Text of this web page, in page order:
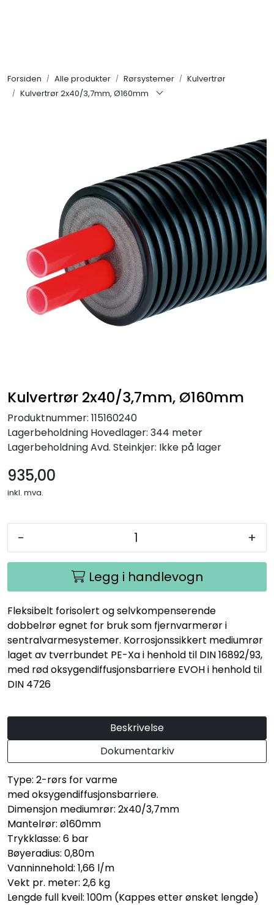
Forsiden Alle produkter Rørsystemer
Kulvertrør
Kulvertrør 2x40/3,7mm, Ø160mm
Kulvertrør 2x40/3,7mm, Ø160mm
Produktnummer: 115160240
Lagerbeholdning Hovedlager: 344 meter
LagerbeholdningAvd. Steinkjer: Ikke på lager
935,00
inkl. mva.
- +
Legg i handlevogn
Fleksibelt forisolert og selvkompenserende
dobbelrør egnet for bruk som fjernvarmerør i
sentralvarmesystemer. Korrosjonssikkert mediumrør
laget av tverrbundet PE-Xa i henhold til DIN 16892/93,
med rød oksygendiffusjonsbarriere EVOH i henhold til
DIN 4726
Beskrivelse
Dokumentarkiv
Type: 2-rørs for varme
med oksygendiffusjonsbarriere.
Dimensjon mediumrør: 2x40/3,7mm
Mantelrør: ø160mm
Trykklasse: 6 bar
Bøyeradius: 0,80m
Vanninnehold: 1,66 l/m
Vekt pr. meter: 2,6 kg
Lengde full kveil: 100m (Kappes etter ønsket lengde)
KAMPANJER
Be om tilbud